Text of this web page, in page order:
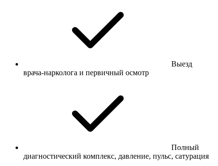
Выезд
врача-нарколога и первичный осмотр
Полный
диагностический комплекс, давление, пульс, сатурация